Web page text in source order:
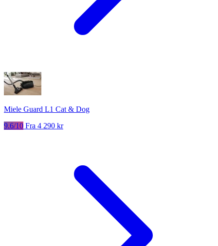
Miele Guard L1 Cat & Dog
9.6/10 Fra 4 290 kr